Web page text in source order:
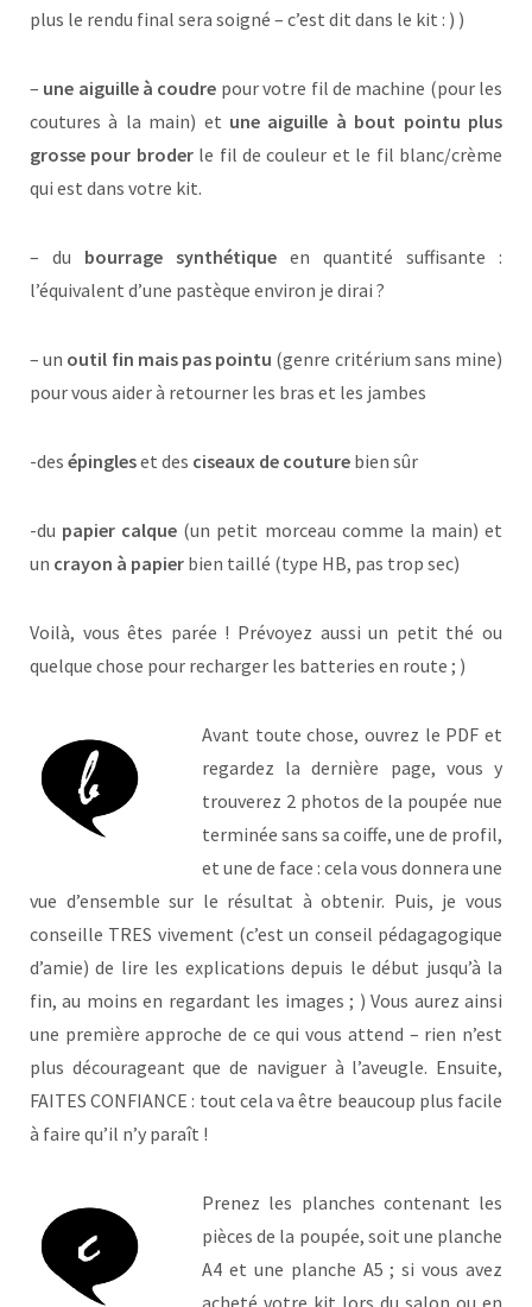
plus le rendu final sera soigné – c’est dit dans le kit : ) )
– une aiguille à coudre pour votre fil de machine (pour les
coutures à la main) et une aiguille à bout pointu plus
grosse pour broderle fil de couleur et le fil blanc/crème
qui est dans votre kit.
– du bourrage synthétique en quantité suffisante :
l’équivalent d’une pastèque environ je dirai ?
– un outil fin mais pas pointu (genre critérium sans mine)
pour vous aider à retourner les bras et les jambes
-des épingleset des ciseaux de couture bien sûr
-du papier calque (un petit morceau comme la main) et
un crayon à papier bien taillé (type HB, pas trop sec)
Voilà, vous êtes parée ! Prévoyez aussi un petit thé ou
quelque chose pour recharger les batteries en route ; )
Avant toute chose, ouvrez le PDF et
regardez la dernière page, vous y
trouverez 2 photos de la poupée nue
terminée sans sa coiffe, une de profil,
et une de face : cela vous donnera une
vue d’ensemble sur le résultat à obtenir. Puis, je vous
conseille TRES vivement (c’est un conseil pédagagogique
d’amie) de lire les explications depuis le début jusqu’à la
fin, au moins en regardant les images ; ) Vous aurez ainsi
une première approche de ce qui vous attend – rien n’est
plus décourageant que de naviguer à l’aveugle. Ensuite,
FAITES CONFIANCE : tout cela va être beaucoup plus facile
à faire qu’il n’y paraît !
Prenez les planches contenant les
pièces de la poupée, soit une planche
A4 et une planche A5 ; si vous avez